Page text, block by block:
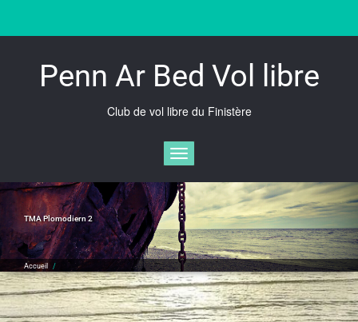
content
Penn Ar Bed Vol libre
Club de vol libre du Finistère
Afficher/masquer la navigation
TMA Plomodiern 2
Accueil /